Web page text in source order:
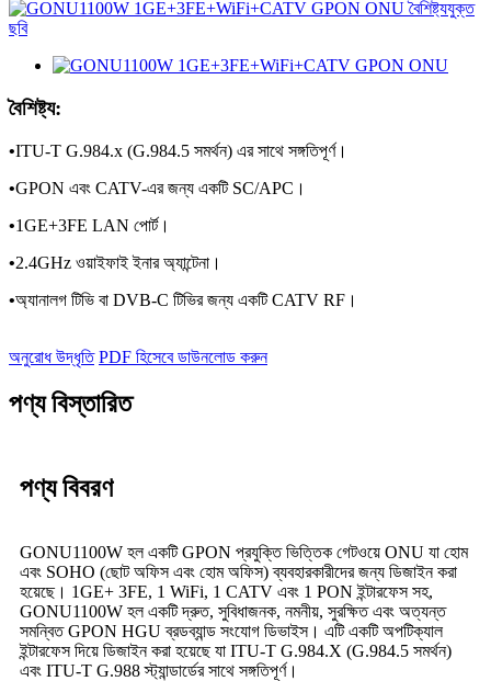
বৈশিষ্ট্য:
•ITU-T G.984.x (G.984.5 সমর্থন) এর সাথে সঙ্গতিপূর্ণ।
•GPON এবং CATV-এর জন্য একটি SC/APC।
•1GE+3FE LAN পোর্ট।
•2.4GHz ওয়াইফাই ইনার অ্যান্টেনা।
•অ্যানালগ টিভি বা DVB-C টিভির জন্য একটি CATV RF।
অনুরোধ উদ্ধৃতি PDF হিসেবে ডাউনলোড করুন
পণ্য বিস্তারিত
পণ্য বিবরণ
GONU1100W হল একটি GPON প্রযুক্তি ভিত্তিক গেটওয়ে ONU যা হোম
এবং SOHO (ছোট অফিস এবং হোম অফিস) ব্যবহারকারীদের জন্য ডিজাইন করা
হয়েছে। 1GE+ 3FE, 1 WiFi, 1 CATV এবং 1 PON ইন্টারফেস সহ,
GONU1100W হল একটি দ্রুত, সুবিধাজনক, নমনীয়, সুরক্ষিত এবং অত্যন্ত
সমন্বিত GPON HGU ব্রডব্যান্ড সংযোগ ডিভাইস। এটি একটি অপটিক্যাল
ইন্টারফেস দিয়ে ডিজাইন করা হয়েছে যা ITU-T G.984.X (G.984.5 সমর্থন)
এবং ITU-T G.988 স্ট্যান্ডার্ডের সাথে সঙ্গতিপূর্ণ।